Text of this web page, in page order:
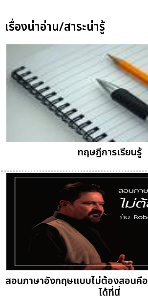
เรื่องน่าอ่าน/สาระน่ารู้
ทฤษฎีการเรียนรู้
สอนภาษาอังกฤษแบบไม่ต้องสอนคือ
ได้ที่นี่